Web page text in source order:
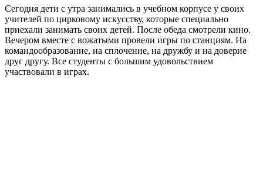
Сегодня дети с утра занимались в учебном корпусе у своих
учителей по цирковому искусству, которые специально
приехали занимать своих детей. После обеда смотрели кино.
Вечером вместе с вожатыми провели игры по станциям. На
командообразование, на сплочение, на дружбу и на доверие
друг другу. Все студенты с большим удовольствием
участвовали в играх.